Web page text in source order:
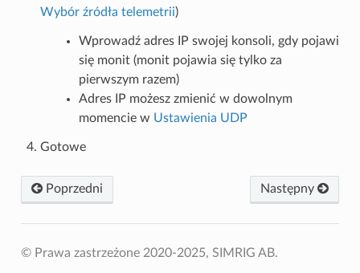
Wybór źródła telemetrii)
Wprowadź adres IP swojej konsoli, gdy pojawi
się monit (monit pojawia się tylko za
pierwszym razem)
Adres IP możesz zmienić w dowolnym
momencie w Ustawienia UDP
Gotowe
Poprzedni Następny
© Prawa zastrzeżone 2020-2025, SIMRIG AB.